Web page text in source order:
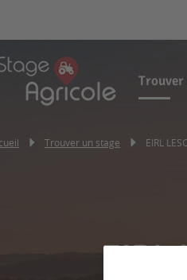
Trouver
Trouver un stage EIRL
EIRL